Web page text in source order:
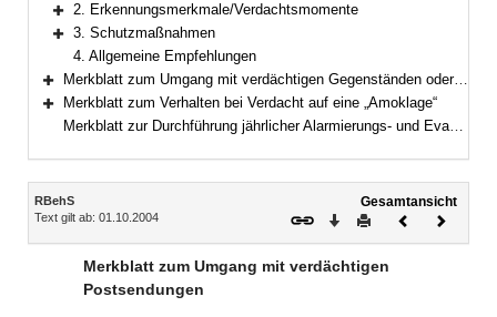
Bereich erweitern
2. Erkennungsmerkmale/Verdachtsmomente
Bereich erweitern
3. Schutzmaßnahmen
4. Allgemeine Empfehlungen
Bereich erweitern
Merkblatt zum Umgang mit verdächtigen Gegenständen oder Gefahrstoffen
Bereich erweitern
Merkblatt zum Verhalten bei Verdacht auf eine „Amoklage“
Merkblatt zur Durchführung jährlicher Alarmierungs- und Evakuierungsübungen
Inhalt
RBehS
Text gilt ab: 01.10.2004
Gesamtansicht
Download
DruckenVorheriges
Merkblatt zum Umgang mit verdächtigen
Postsendungen